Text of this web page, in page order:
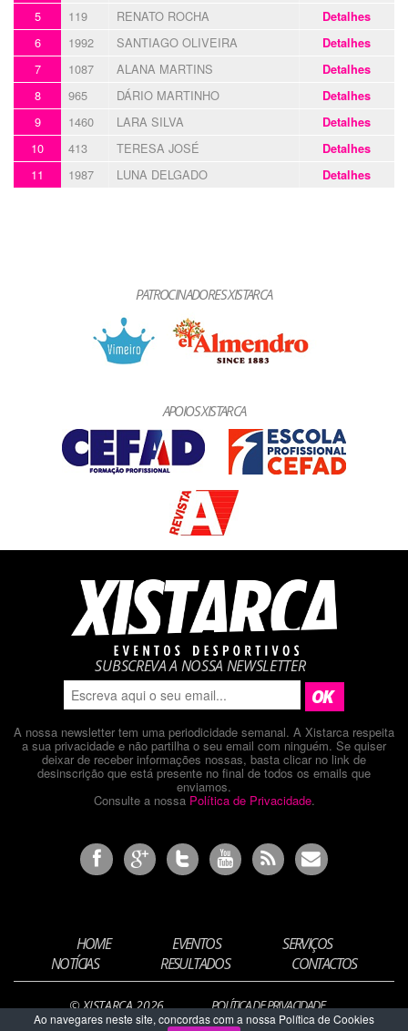
5 119 RENATO ROCHA Detalhes
6 1992 SANTIAGO OLIVEIRA Detalhes
7 1087 ALANA MARTINS Detalhes
8 965 DÁRIO MARTINHO Detalhes
9 1460 LARA SILVA Detalhes
10 413 TERESA JOSÉ Detalhes
11 1987 LUNA DELGADO Detalhes
PATROCINADORES XISTARCA
APOIOS XISTARCA
SUBSCREVA A NOSSA NEWSLETTER
A nossa newsletter tem uma periodicidade semanal. A Xistarca respeita
a sua privacidade e não partilha o seu email com ninguém. Se quiser
deixar de receber informações nossas, basta clicar no link de
desinscrição que está presente no final de todos os emails que
enviamos.
Consulte a nossa Política de Privacidade.
HOME EVENTOS
SERVIÇOS
NOTÍCIAS
RESULTADOS CONTACTOS
© XISTARCA 2026
POLÍTICA DE PRIVACIDADE
DESIGN BYARTCHIADO.PT
Ao navegares neste site, concordas com a nossa Política de Cookies